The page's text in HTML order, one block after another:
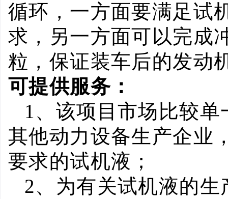
循环，一方面要满足试
求，另一方面可以完成
粒，保证装车后的发动
可提供服务：
1 、该项目市场比较
其他动力设备生产企业
要求的试机液；
2、为有关试机液的